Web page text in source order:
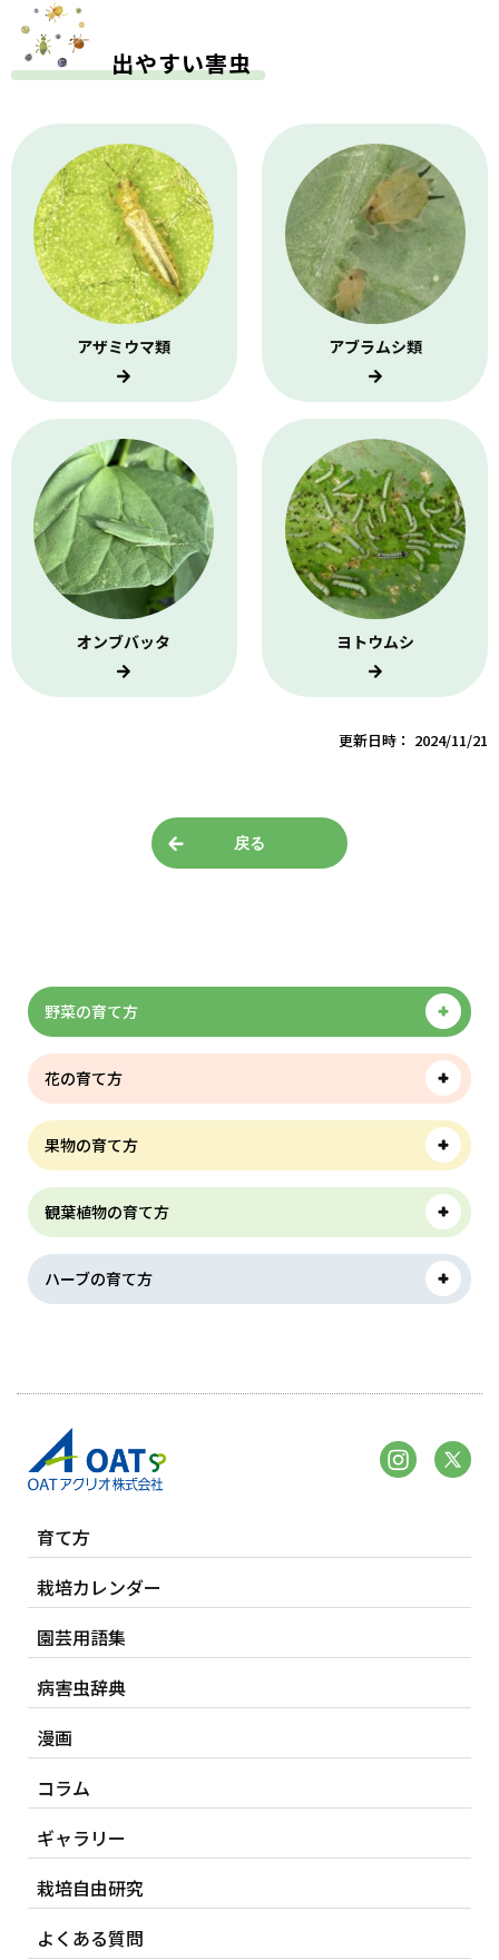
出やすい害虫
アザミウマ類 アブラムシ類
オンブバッタ ヨトウムシ
更新日時： 2024/11/21
戻る
野菜の育て方
花の育て方
果物の育て方
観葉植物の育て方
ハーブの育て方
育て方
栽培カレンダー
園芸用語集
病害虫辞典
漫画
コラム
ギャラリー
栽培自由研究
よくある質問